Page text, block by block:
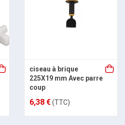
ciseau à brique
225X19 mm Avec parre
coup
6,38 €(TTC)